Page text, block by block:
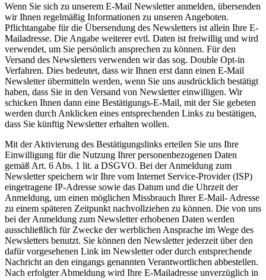
Wenn Sie sich zu unserem E-Mail Newsletter anmelden, übersenden
wir Ihnen regelmäßig Informationen zu unseren Angeboten.
Pflichtangabe für die Übersendung des Newsletters ist allein Ihre E-
Mailadresse. Die Angabe weiterer evtl. Daten ist freiwillig und wird
verwendet, um Sie persönlich ansprechen zu können. Für den
Versand des Newsletters verwenden wir das sog. Double Opt-in
Verfahren. Dies bedeutet, dass wir Ihnen erst dann einen E-Mail
Newsletter übermitteln werden, wenn Sie uns ausdrücklich bestätigt
haben, dass Sie in den Versand von Newsletter einwilligen. Wir
schicken Ihnen dann eine Bestätigungs-E-Mail, mit der Sie gebeten
werden durch Anklicken eines entsprechenden Links zu bestätigen,
dass Sie künftig Newsletter erhalten wollen.
Mit der Aktivierung des Bestätigungslinks erteilen Sie uns Ihre
Einwilligung für die Nutzung Ihrer personenbezogenen Daten
gemäß Art. 6 Abs. 1 lit. a DSGVO. Bei der Anmeldung zum
Newsletter speichern wir Ihre vom Internet Service-Provider (ISP)
eingetragene IP-Adresse sowie das Datum und die Uhrzeit der
Anmeldung, um einen möglichen Missbrauch Ihrer E-Mail- Adresse
zu einem späteren Zeitpunkt nachvollziehen zu können. Die von uns
bei der Anmeldung zum Newsletter erhobenen Daten werden
ausschließlich für Zwecke der werblichen Ansprache im Wege des
Newsletters benutzt. Sie können den Newsletter jederzeit über den
dafür vorgesehenen Link im Newsletter oder durch entsprechende
Nachricht an den eingangs genannten Verantwortlichen abbestellen.
Nach erfolgter Abmeldung wird Ihre E-Mailadresse unverzüglich in